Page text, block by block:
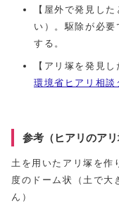
【屋外で発見し
い）。駆除が必
する。
【アリ塚を発見
環境省ヒアリ相談
参考（ヒアリのアリ
土を用いたアリ塚を
度のドーム状（土で大
ん）